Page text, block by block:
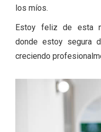
los míos.
Estoy feliz de esta
donde estoy segura
creciendo